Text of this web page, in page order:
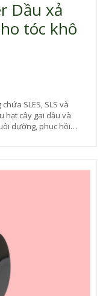
Dầu xả
tóc khô
SLES, SLS và
hạt cây gai dầu và
dưỡng, phục hồi